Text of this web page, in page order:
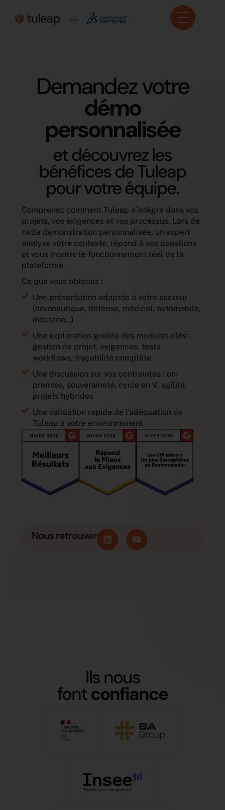
Demandez votre
démo
personnalisée
et découvrez les
bénéfices de Tuleap
pour votre équipe.
Comprenez comment Tuleap s’intègre dans vos
projets, vos exigences et vos processus. Lors de
cette démonstration personnalisée, un expert
analyse votre contexte, répond à vos questions
et vous montre le fonctionnement réel de la
plateforme.
Ce que vous obtenez :
Une présentation adaptée à votre secteur
(aéronautique, défense, médical, automobile,
industrie…)
Une exploration guidée des modules clés :
gestion de projet, exigences, tests,
workflows, traçabilité complète
Une discussion sur vos contraintes : on-
premise, souveraineté, cycle en V, agilité,
projets hybrides
Une validation rapide de l’adéquation de
Tuleap à votre environnement
Nous retrouver
Ils nous
fontconfiance